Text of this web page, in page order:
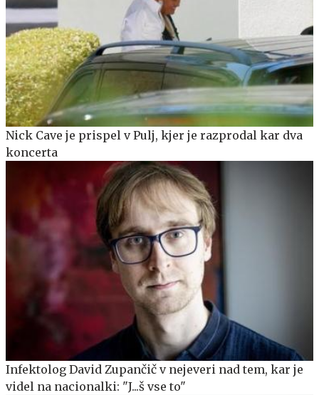
Nick Cave je prispel v Pulj, kjer je razprodal kar dva
koncerta
Infektolog David Zupančič v nejeveri nad tem, kar je
videl na nacionalki: "J...š vse to"